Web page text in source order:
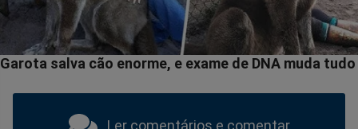
Ler comentários e comentar